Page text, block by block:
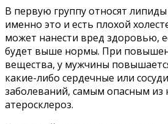
В первую группу относят
именно это и есть плохой
может нанести вред здоровью,
будет выше нормы. При
вещества, у мужчины
какие-либо сердечные или
заболеваний, самым опасным из
атеросклероз.